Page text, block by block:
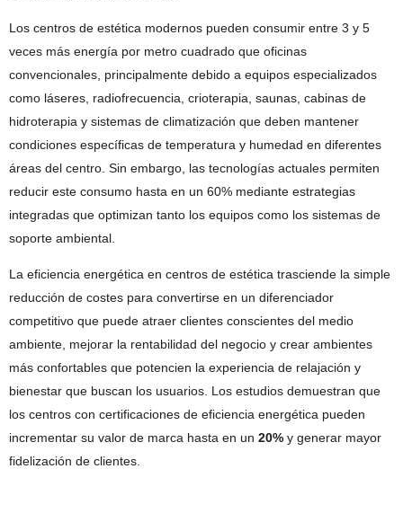
Los centros de estética modernos pueden consumir entre 3 y 5
veces más energía por metro cuadrado que oficinas
convencionales, principalmente debido a equipos especializados
como láseres, radiofrecuencia, crioterapia, saunas, cabinas de
hidroterapia y sistemas de climatización que deben mantener
condiciones específicas de temperatura y humedad en diferentes
áreas del centro. Sin embargo, las tecnologías actuales permiten
reducir este consumo hasta en un 60% mediante estrategias
integradas que optimizan tanto los equipos como los sistemas de
soporte ambiental.
La eficiencia energética en centros de estética trasciende la simple
reducción de costes para convertirse en un diferenciador
competitivo que puede atraer clientes conscientes del medio
ambiente, mejorar la rentabilidad del negocio y crear ambientes
más confortables que potencien la experiencia de relajación y
bienestar que buscan los usuarios. Los estudios demuestran que
los centros con certificaciones de eficiencia energética pueden
incrementar su valor de marca hasta en un 20% y generar mayor
fidelización de clientes.